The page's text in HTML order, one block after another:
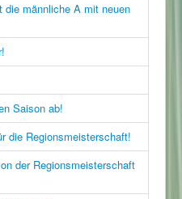
die männliche A mit neuen
Saison ab!
die Regionsmeisterschaft!
der Regionsmeisterschaft